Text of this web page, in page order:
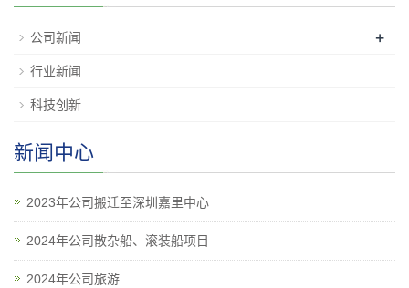
公司新闻 +
行业新闻
科技创新
新闻中心
2023年公司搬迁至深圳嘉里中心
2024年公司散杂船、滚装船项目
2024年公司旅游